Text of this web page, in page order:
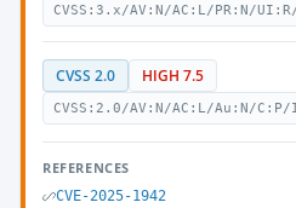
CVSS:3.x/AV:N/AC:L/PR:N/
CVSS 2.0 HIGH 7.5
CVSS:2.0/AV:N/AC:L/Au:N/
REFERENCES
CVE-2025-1942